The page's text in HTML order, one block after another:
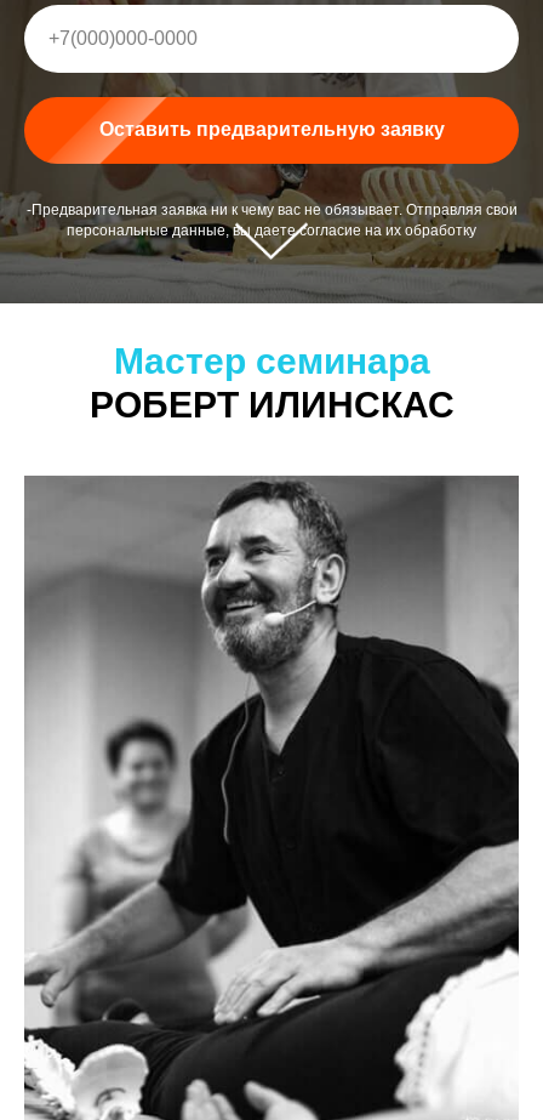
+7(000)000-0000
Оставить предварительную заявку
-Предварительная заявка ни к чему вас не обязывает. Отправляя свои
персональные данные, вы даете согласие на их обработку
Мастер семинара
РОБЕРТ ИЛИНСКАС